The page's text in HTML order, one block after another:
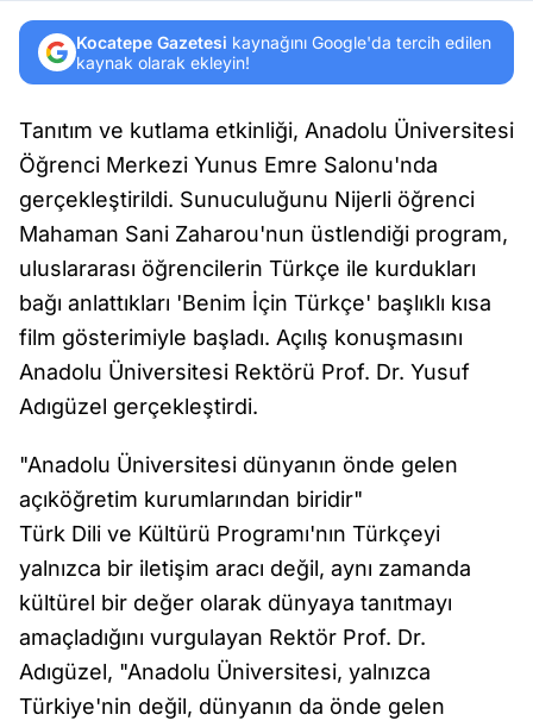
Kocatepe Gazetesi kaynağını Google'da tercih edilen
kaynak olarak ekleyin!
Tanıtım ve kutlama etkinliği, Anadolu Üniversitesi
Öğrenci Merkezi Yunus Emre Salonu'nda
gerçekleştirildi. Sunuculuğunu Nijerli öğrenci
Mahaman Sani Zaharou'nun üstlendiği program,
uluslararası öğrencilerin Türkçe ile kurdukları
bağı anlattıkları 'Benim İçin Türkçe' başlıklı kısa
film gösterimiyle başladı. Açılış konuşmasını
Anadolu Üniversitesi Rektörü Prof. Dr. Yusuf
Adıgüzel gerçekleştirdi.
"Anadolu Üniversitesi dünyanın önde gelen
açıköğretim kurumlarından biridir"
Türk Dili ve Kültürü Programı'nın Türkçeyi
yalnızca bir iletişim aracı değil, aynı zamanda
kültürel bir değer olarak dünyaya tanıtmayı
amaçladığını vurgulayan Rektör Prof. Dr.
Adıgüzel, "Anadolu Üniversitesi, yalnızca
Türkiye'nin değil, dünyanın da önde gelen